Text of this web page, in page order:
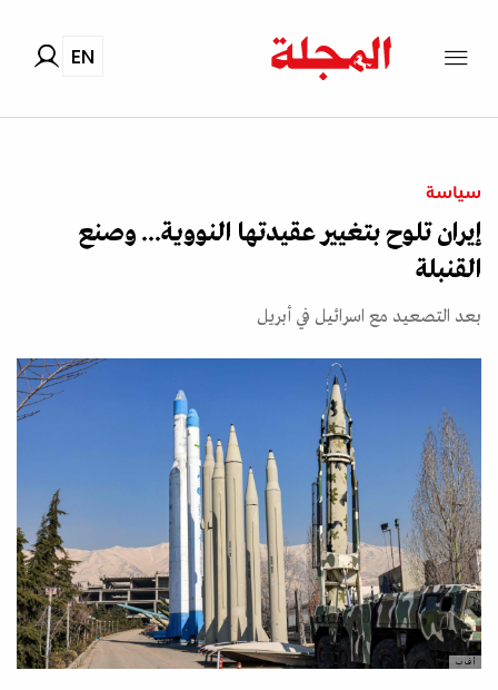
EN
سياسة
إيران تلوح بتغيير عقيدتها النووية... وصنع
القنبلة
بعد التصعيد مع اسرائيل في أبريل
أ ف ب